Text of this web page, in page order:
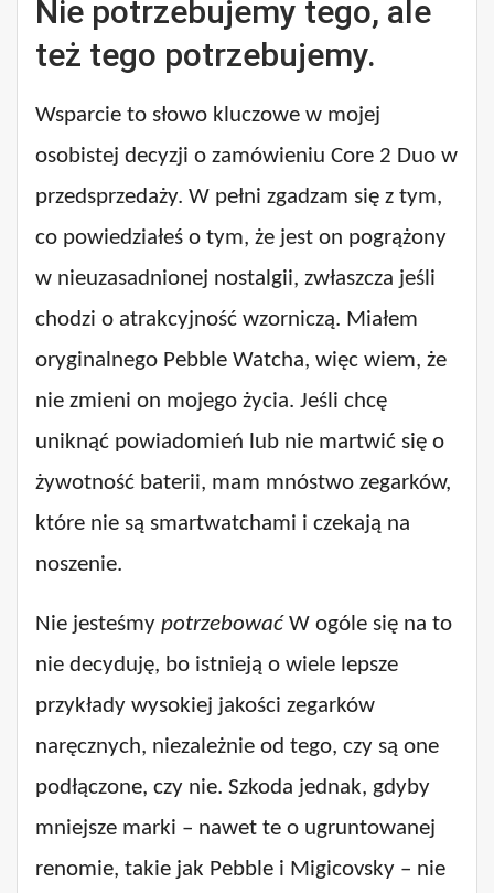
Nie potrzebujemy tego, ale
też tego potrzebujemy.
Wsparcie to słowo kluczowe w mojej
osobistej decyzji o zamówieniu Core 2 Duo w
przedsprzedaży. W pełni zgadzam się z tym,
co powiedziałeś o tym, że jest on pogrążony
w nieuzasadnionej nostalgii, zwłaszcza jeśli
chodzi o atrakcyjność wzorniczą. Miałem
oryginalnego Pebble Watcha, więc wiem, że
nie zmieni on mojego życia. Jeśli chcę
uniknąć powiadomień lub nie martwić się o
żywotność baterii, mam mnóstwo zegarków,
które nie są smartwatchami i czekają na
noszenie.
Nie jesteśmy potrzebować W ogóle się na to
nie decyduję, bo istnieją o wiele lepsze
przykłady wysokiej jakości zegarków
naręcznych, niezależnie od tego, czy są one
podłączone, czy nie. Szkoda jednak, gdyby
mniejsze marki – nawet te o ugruntowanej
renomie, takie jak Pebble i Migicovsky – nie